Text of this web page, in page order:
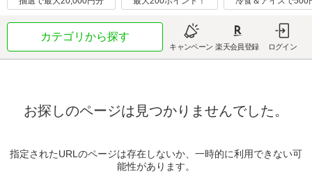
カテゴリから探す
キャンペーン 楽天会員登録 ログイン
お探しのページは見つかりませんでした。
指定されたURLのページは存在しないか、一時的に利用できない可
能性があります。